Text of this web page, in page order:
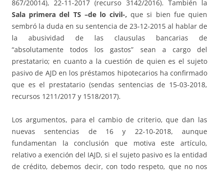
867/20014), 22-11-2017 (recurso 3142/2016). También la
Sala primera del TS –de lo civil-, que si bien fue quien
sembró la duda en su sentencia de 23-12-2015 al hablar de
la abusividad de las clausulas bancarias de
“absolutamente todos los gastos” sean a cargo del
prestatario; en cuanto a la cuestión de quien es el sujeto
pasivo de AJD en los préstamos hipotecarios ha confirmado
que es el prestatario (sendas sentencias de 15-03-2018,
recursos 1211/2017 y 1518/2017).
Los argumentos, para el cambio de criterio, que dan las
nuevas sentencias de 16 y 22-10-2018, aunque
fundamentan la conclusión que motiva este artículo,
relativo a exención del IAJD, si el sujeto pasivo es la entidad
de crédito, debemos decir, con todo respeto, que no nos